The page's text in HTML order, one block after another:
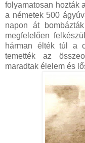
folyamatosan hozták
a németek 500
napon át
megfelelően
hárman élték túl a
temették az
maradtak élelem és